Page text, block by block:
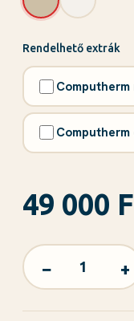
Rendelhető extrák
49 000
− +